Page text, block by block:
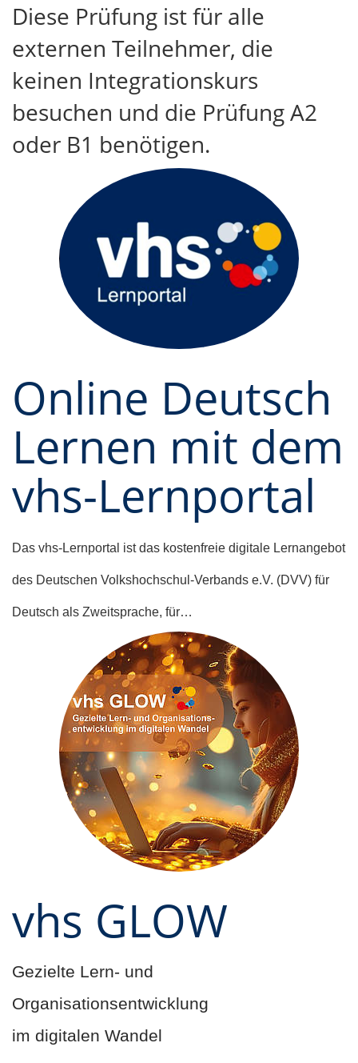
Diese Prüfung ist für alle
externen Teilnehmer, die
keinen Integrationskurs
besuchen und die Prüfung A2
oder B1 benötigen.
Online Deutsch
Lernen mit dem
vhs-Lernportal
Das vhs-Lernportal ist das kostenfreie digitale Lernangebot
des Deutschen Volkshochschul-Verbands e.V. (DVV) für
Deutsch als Zweitsprache, für…
vhs GLOW
Gezielte Lern- und
Organisationsentwicklung
im digitalen Wandel